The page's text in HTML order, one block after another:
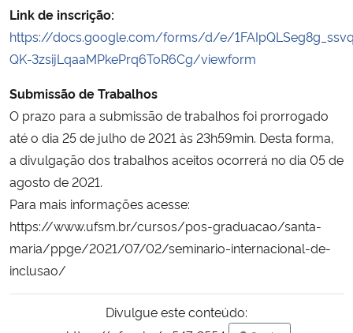
Link de inscrição:
https://docs.google.com/forms/d/e/
QK-3zsijLqaaMPkePrq6ToR6Cg/viewform
Submissão de Trabalhos
O prazo para a submissão de trabalhos foi prorrogado
até o dia 25 de julho de 2021 às 23h59min. Desta forma,
a divulgação dos trabalhos aceitos ocorrerá no dia 05 de
agosto de 2021.
Para mais informações acesse:
https://www.ufsm.br/cursos/pos-graduacao/santa-
maria/ppge/2021/07/02/seminario-internacional-de-
inclusao/
Divulgue este conteúdo: